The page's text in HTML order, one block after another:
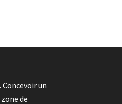
un
de